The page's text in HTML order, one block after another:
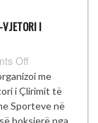
VJETORI I
Offon
KB
“DODONA”
ORGANIZOI
TURNEUN
me
i Çlirimit të
Sporteve në
boksierë nga